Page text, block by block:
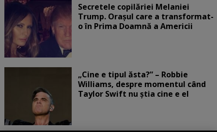
Secretele copilăriei Melaniei
Trump. Orașul care a transformat-
o în Prima Doamnă a Americii
„Cine e tipul ăsta?” – Robbie
Williams, despre momentul când
Taylor Swift nu știa cine e el